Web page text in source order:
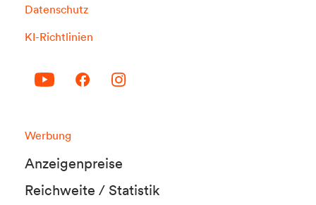
Datenschutz
KI-Richtlinien
Werbung
Anzeigenpreise
Reichweite / Statistik